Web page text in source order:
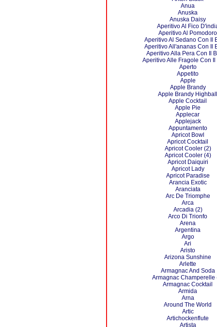
Anua
Anuska
Anuska Daisy
Aperitivo Al Fico
Aperitivo Al Pomodoro
Aperitivo Al Sedano Con Il
Aperitivo All'ananas Con Il
Aperitivo Alla Pera Con Il
Aperitivo Alle Fragole Con Il
Aperto
Appetito
Apple
Apple Brandy
Apple Brandy Highball
Apple Cocktail
Apple Pie
Applecar
Applejack
Appuntamento
Apricot Bowl
Apricot Cocktail
Apricot Cooler (2)
Apricot Cooler (4)
Apricot Daiquiri
Apricot Lady
Apricot Paradise
Arancia Exotic
Aranciata
Arc De Triomphe
Arca
Arcadia (2)
Arco Di Trionfo
Arena
Argentina
Argo
Ari
Aristo
Arizona Sunshine
Arlette
Armagnac And Soda
Armagnac Champerelle
Armagnac Cocktail
Armida
Arna
Around The World
Artic
Artichockenflute
Artista